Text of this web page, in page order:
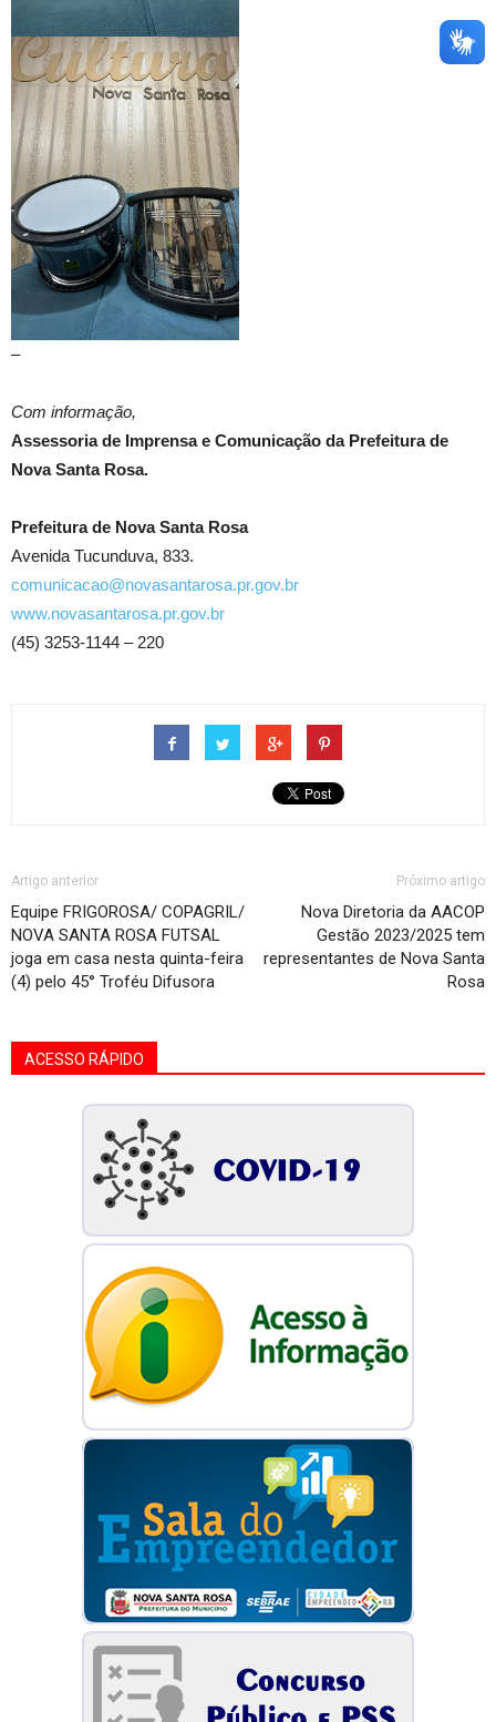
–
Com informação,
Assessoria de Imprensa e Comunicação da Prefeitura de
Nova Santa Rosa.
Prefeitura de Nova Santa Rosa
Avenida Tucunduva, 833.
comunicacao@novasantarosa.pr.gov.br
www.novasantarosa.pr.gov.br
(45) 3253-1144 – 220
Artigo anterior
Equipe FRIGOROSA/ COPAGRIL/
NOVA SANTA ROSA FUTSAL
joga em casa nesta quinta-feira
(4) pelo 45° Troféu Difusora
Próximo artigo
Nova Diretoria da AACOP
Gestão 2023/2025 tem
representantes de Nova Santa
Rosa
ACESSO RÁPIDO